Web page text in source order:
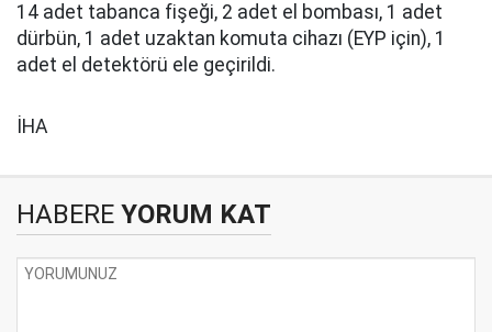
14 adet tabanca fişeği, 2 adet el bombası, 1 adet
dürbün, 1 adet uzaktan komuta cihazı (EYP için), 1
adet el detektörü ele geçirildi.
İHA
HABERE YORUM KAT